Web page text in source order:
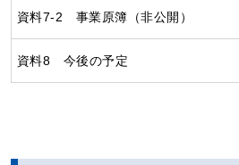
資料7-2 事業原簿（非公開）
資料8 今後の予定